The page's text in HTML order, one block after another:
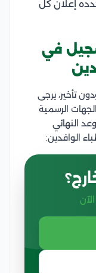
إعلان كل
في
تأخير، يرجى
الرسمية
النهائي
الوافدين: